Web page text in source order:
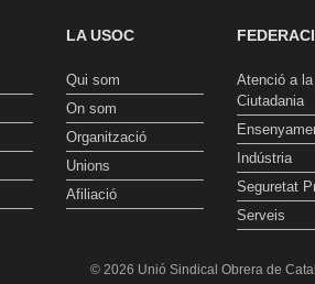
LA USOC
Qui som
On som
Organització
Unions
Afiliació
Atenció a la
Ciutadania
Indústria
Seguretat
Serveis
© 2026 Unió Sindical Obrera de